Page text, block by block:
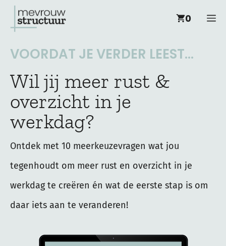
naar
0
VOORDAT JE VERDER LEEST...
Wil jij meer rust &
overzicht in je
werkdag?
Ontdek met 10 meerkeuzevragen wat jou
tegenhoudt om meer rust en overzicht in je
werkdag te creëren én wat de eerste stap is om
daar iets aan te veranderen!